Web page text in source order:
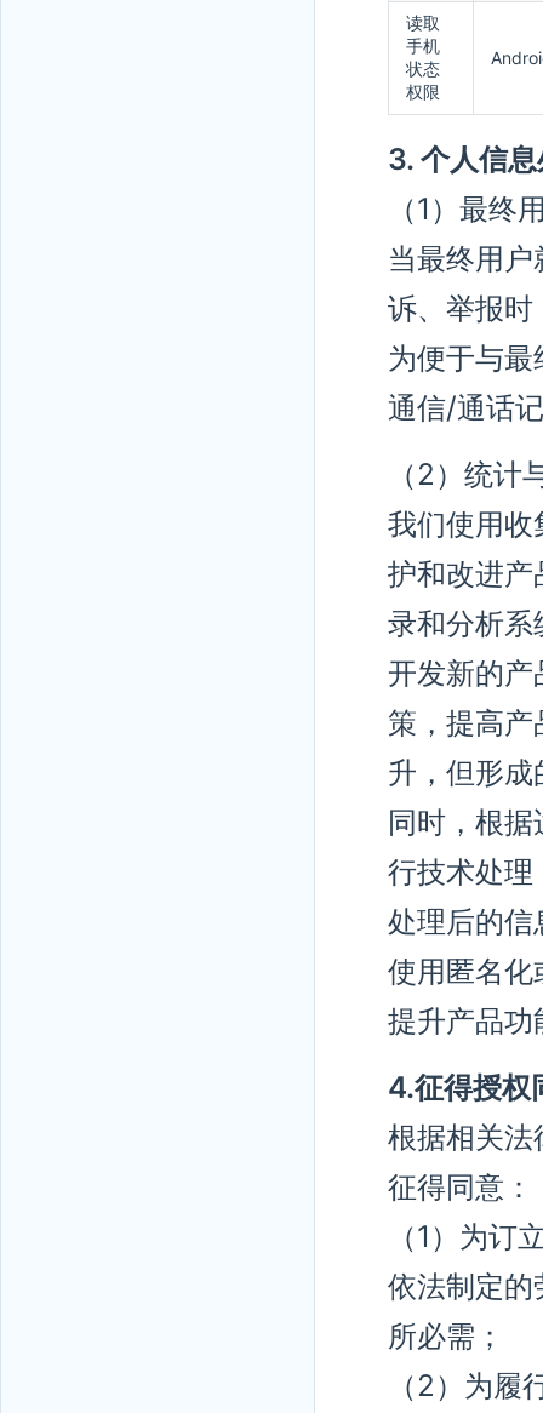
读取
手机
状态
权限
3. 个人信
（1）最终
当最终用
诉、举报时
为便于与
通信/通话
（2）统计
我们使用收
护和改进产
录和分析系
开发新的产
策，提高
升，但形
同时，根
行技术处理
处理后的信
使用匿名化
提升产品功
4.征得授权
根据相关法
征得同意：
（1）为
依法制定的
所必需；
（2）为